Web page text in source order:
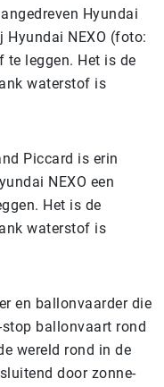
Hyundai
Hyundai NEXO (foto:
leggen. Het is de
waterstof is
Piccard is erin
NEXO een
Het is de
waterstof is
en ballonvaarder die
ballonvaart rond
wereld rond in de
door zonne-